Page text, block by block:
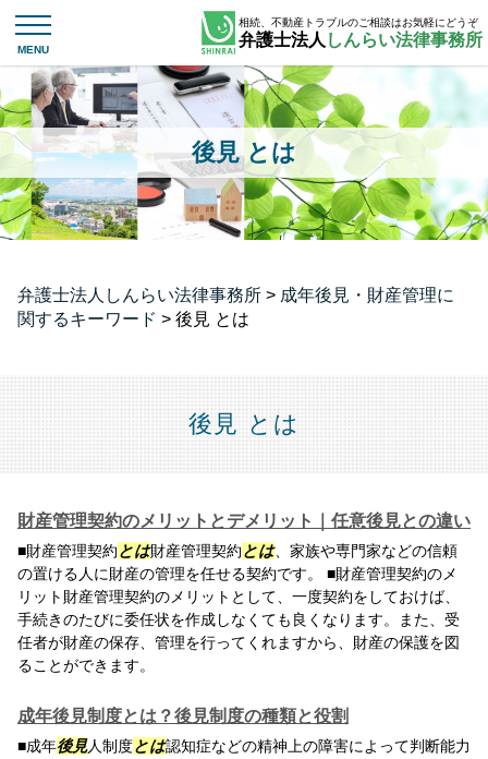
後見 とは
相続、不動産トラブルのご相談はお気軽にどうぞ
弁護士法人 しんらい法律事務所
弁護士法人しんらい法律事務所 > 成年後見・財産管理に
関するキーワード > 後見 とは
後見 とは
財産管理契約のメリットとデメリット｜任意後見との違い
■財産管理契約とは財産管理契約とは、家族や専門家などの信頼
の置ける人に財産の管理を任せる契約です。 ■財産管理契約のメ
リット財産管理契約のメリットとして、一度契約をしておけば、
手続きのたびに委任状を作成しなくても良くなります。また、受
任者が財産の保存、管理を行ってくれますから、財産の保護を図
ることができます。
成年後見制度とは？後見制度の種類と役割
■成年後見人制度とは認知症などの精神上の障害によって判断能力